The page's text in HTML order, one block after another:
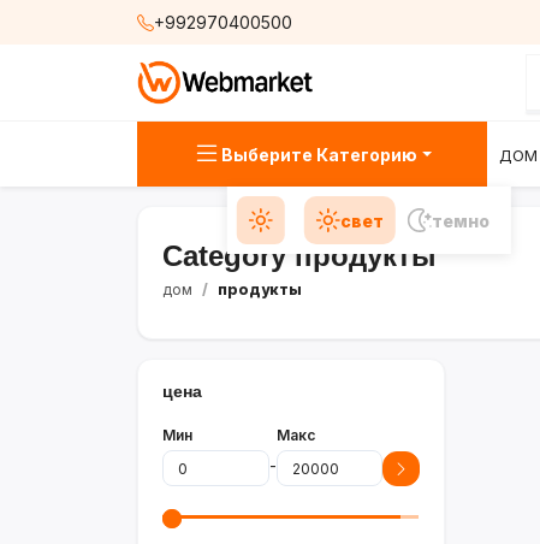
+992970400500
Выберите Категорию ДОМ
свет темно
Category продукты
дом продукты
цена
Мин
-
Макс